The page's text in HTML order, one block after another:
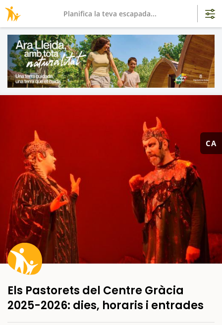
CA
Els Pastorets del Centre Gràcia
2025-2026: dies, horaris i entrades
Planifica la teva escapada...